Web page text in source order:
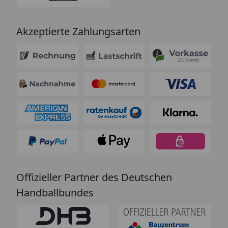
Akzeptierte Zahlungsarten
Offizieller Partner des Deutschen
Handballbundes